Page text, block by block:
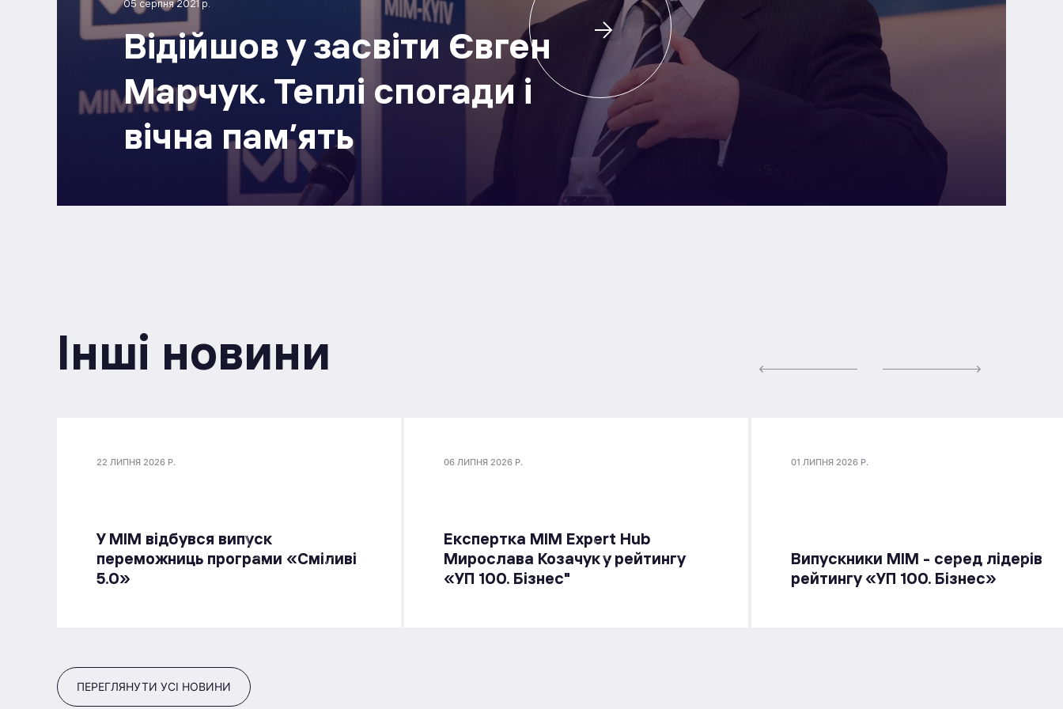
05 серпня 2021 р.
Відійшов у засвіти Євген
Марчук. Теплі спогади і
вічна пам’ять
Інші новини
22 ЛИПНЯ 2026 Р.
У МІМ відбувся випуск
переможниць програми «Сміливі
5.0»
06 ЛИПНЯ 2026 Р.
Експертка MIM Expert Hub
Мирослава Козачук у рейтингу
«УП 100. Бізнес"
01 ЛИПНЯ 2026 Р.
Випускники МІМ - серед лідерів
рейтингу «УП 100. Бізнес»
ПЕРЕГЛЯНУТИ УСІ НОВИНИ